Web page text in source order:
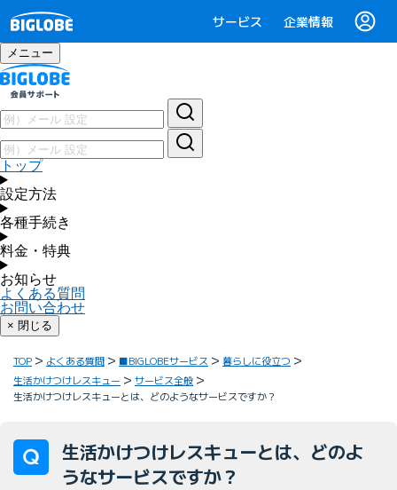
サービス 企業情報
メニュー
トップ
設定方法
各種手続き
料金・特典
お知らせ
よくある質問
お問い合わせ
× 閉じる
TOP よくある質問 ■BIGLOBEサービス
暮らしに役立つ
生活かけつけレスキュー
サービス全般
生活かけつけレスキューとは、どのようなサービスですか？
生活かけつけレスキューとは、どのよ
うなサービスですか？